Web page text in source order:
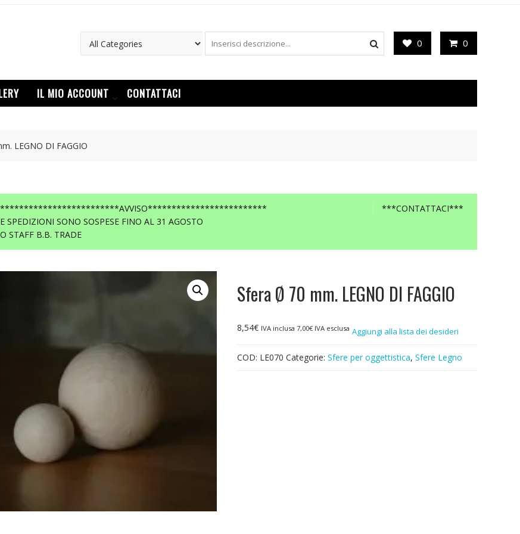
0 0
IL MIO ACCOUNT CONTATTACI
LEGNO DI FAGGIO
***CONTATTACI***
SPEDIZIONI SONO SOSPESE FINO AL 31 AGOSTO
STAFF B.B. TRADE
Sfera Ø 70 mm. LEGNO DI FAGGIO
8,54€ IVA inclusa 7,00€IVA esclusa Aggiungi alla lista dei desideri
COD: LE070 Categorie: Sfere per oggettistica, Sfere Legno